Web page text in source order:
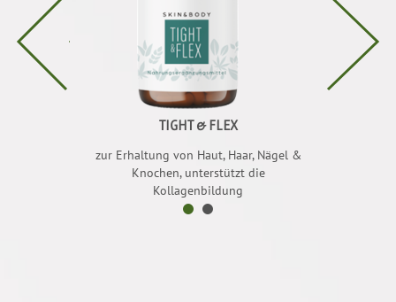
TIGHT & FLEX
zur Erhaltung von Haut, Haar, Nägel &
Knochen, unterstützt die
Kollagenbildung